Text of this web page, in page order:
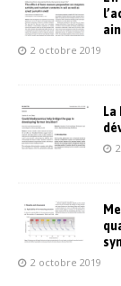
2 octobre 2019
2 octobre 2019